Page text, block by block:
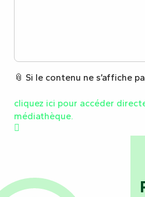
📎 Si le contenu ne s’affiche
cliquez ici pour accéder
médiathèque.